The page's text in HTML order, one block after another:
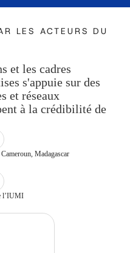
LES ACTEURS DU
et les cadres
s'appuie sur des
et réseaux
à la crédibilité de
Madagascar
l’IUMI